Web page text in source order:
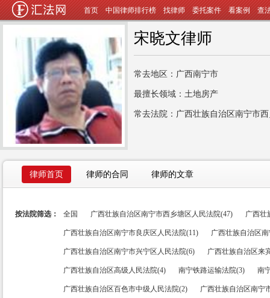
首页 中国律师排行榜 找律师 委托案件 看案例 查
宋晓文律师
常去地区：广西南宁市
最擅长领域：土地房产
常去法院：广西壮族自治区南宁市
律师首页 律师的合同 律师的文章
按法院筛选： 全国 广西壮族自治区南宁市西乡塘区人民法院(47) 广西壮
广西壮族自治区南宁市良庆区人民法院(11) 广西壮族自治区
广西壮族自治区南宁市兴宁区人民法院(6) 广西壮族自治区来
广西壮族自治区高级人民法院(4) 南宁铁路运输法院(3) 南
广西壮族自治区百色市中级人民法院(2) 广西壮族自治区南宁